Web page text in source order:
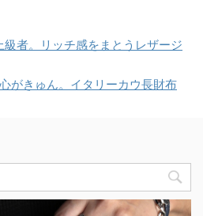
級者。リッチ感をまとうレザージ
がきゅん。イタリーカウ長財布